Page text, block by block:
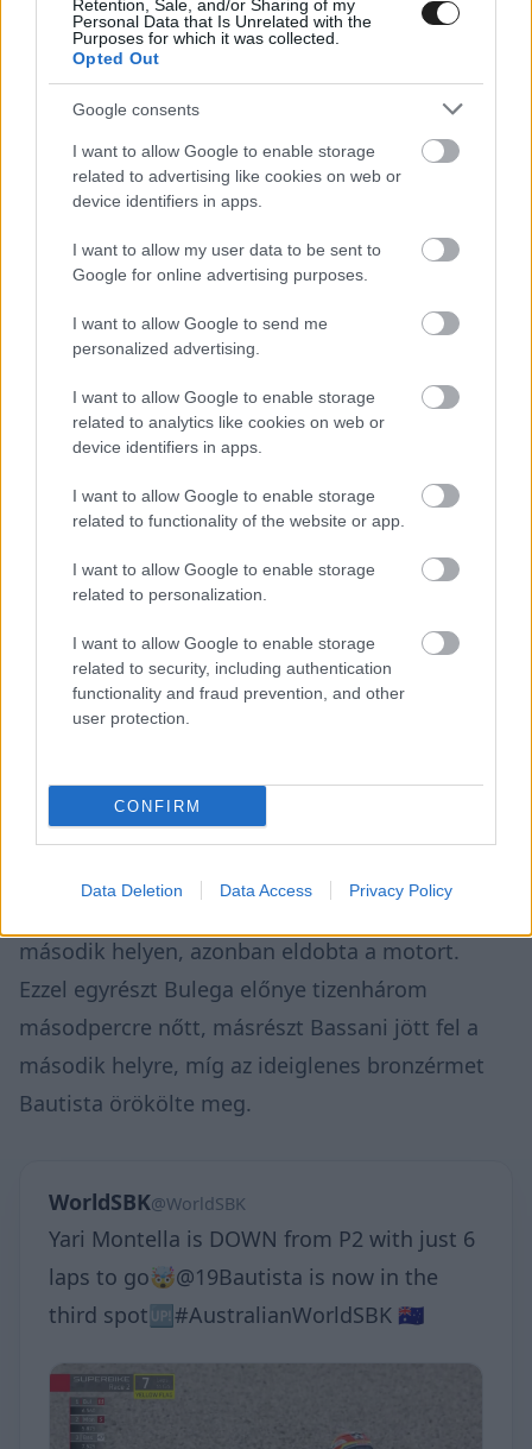
Retention, Sale, and/or Sharing of my
Personal Data that Is Unrelated with the
Purposes for which it was collected.
Opted Out
Google consents
I want to allow Google to enable storage
related to advertising like cookies on web or
device identifiers in apps.
I want to allow my user data to be sent to
Google for online advertising purposes.
I want to allow Google to send me
personalized advertising.
I want to allow Google to enable storage
related to analytics like cookies on web or
device identifiers in apps.
I want to allow Google to enable storage
related to functionality of the website or app.
I want to allow Google to enable storage
related to personalization.
I want to allow Google to enable storage
related to security, including authentication
functionality and fraud prevention, and other
user protection.
CONFIRM
Data Deletion Data Access Privacy Policy
A portugál a 14. körben dobta be csapattársa
mellé, ezzel feljött a kilencedik helyre. Ez
azonban nem tartott sokáig, mivel az olasz
visszaállította a korábbi felállást. Eközben
hátrébb Xavi Vierge bukott.
WorldSBK@WorldSBK
Close battle between @Petrux9 and Miguel
Oliveira continues👀
⚔️#AustralianWorldSBK 🇦🇺
A 17. körben pedig megtörtént a dráma.
második helyen, azonban eldobta a motort.
Ezzel egyrészt Bulega előnye tizenhárom
másodpercre nőtt, másrészt Bassani jött fel a
második helyre, míg az ideiglenes bronzérmet
Bautista örökölte meg.
WorldSBK@WorldSBK
Yari Montella is DOWN from P2 with just 6
laps to go🤯@19Bautista is now in the
third spot🆙#AustralianWorldSBK 🇦🇺